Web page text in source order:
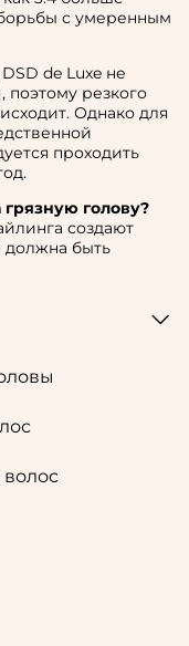
с умеренным
de Luxe не
резкого
Однако для
проходить
голову?
создают
должна быть